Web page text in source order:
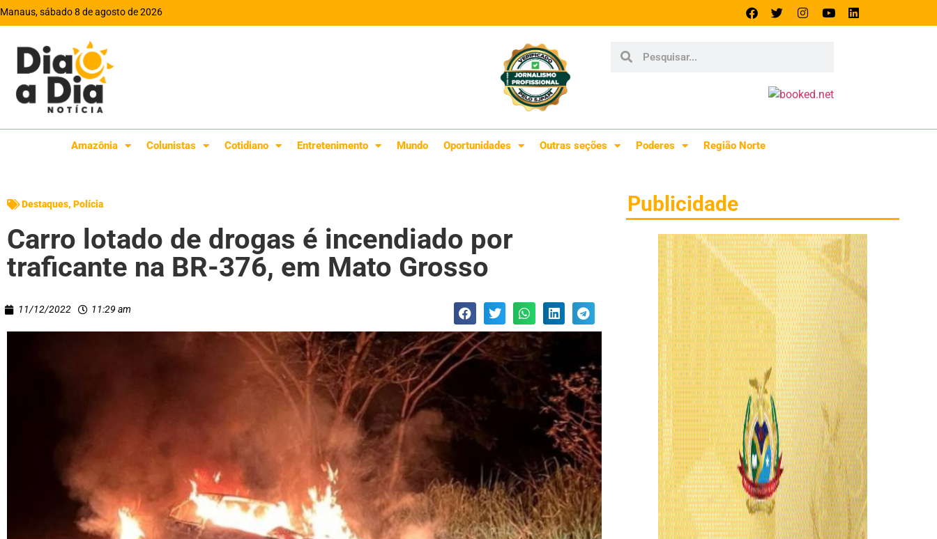
Manaus, sábado 8 de agosto de 2026
Amazônia Colunistas Cotidiano Entretenimento Mundo Oportunidades Outras seções Poderes Região Norte
Destaques, Polícia
Carro lotado de drogas é incendiado por
traficante na BR-376, em Mato Grosso
11/12/2022 11:29 am
Publicidade